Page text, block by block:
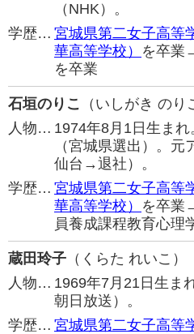
（NHK）。
学歴… 宮城県第二女子高等
華高等学校） を卒業
を卒業
石垣のりこ （いしがき のり
人物… 1974年8月1日生ま
（宮城県選出）。
仙台→退社）。
学歴… 宮城県第二女子高等
華高等学校） を卒業
員養成課程教育心理
蔵田玲子 （くらた れいこ）
人物… 1969年7月21日生ま
朝日放送）。
学歴… 宮城県第二女子高等